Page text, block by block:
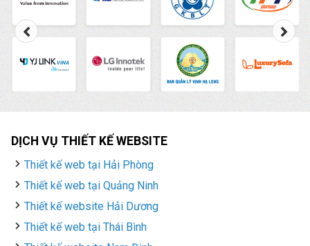
DỊCH VỤ THIẾT KẾ WEBSITE
Thiết kế web tại Hải Phòng
Thiết kế web tại Quảng Ninh
Thiết kế website Hải Dương
Thiết kế web tại Thái Bình